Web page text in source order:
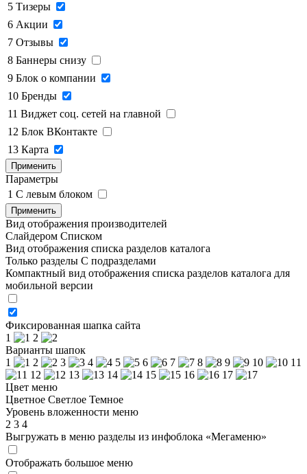
5 Тизеры
6 Акции
7 Отзывы
8 Баннеры снизу
9 Блок о компании
10 Бренды
11 Виджет соц. сетей на главной
12 Блок ВКонтакте
13 Карта
Применить
Параметры
1 C левым блоком
Применить
Вид отображения производителей
Слайдером Списком
Вид отображения списка разделов каталога
Только разделы С подразделами
Компактный вид отображения списка разделов каталога для
мобильной версии
Фиксированная шапка сайта
1
2
Варианты шапок
1
2 3 4 5 6 7 8 9 10
11
12
13 14 15 16
17
Цвет меню
Цветное Светлое Темное
Уровень вложенности меню
2 3 4
Выгружать в меню разделы из инфоблока «Мегаменю»
Отображать большое меню